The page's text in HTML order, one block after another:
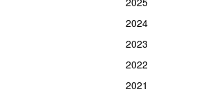
2024
2023
2022
2021